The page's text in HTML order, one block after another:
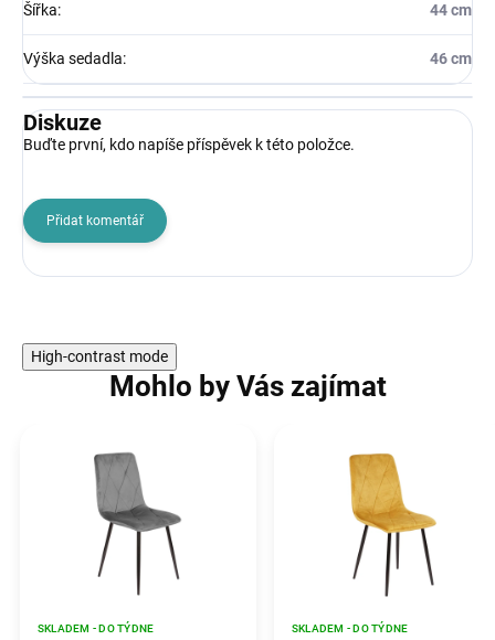
Šířka: 44 cm
Výška sedadla: 46 cm
Diskuze
Buďte první, kdo napíše příspěvek k této položce.
Přidat komentář
High-contrast mode
Mohlo by Vás zajímat
SKLADEM - DO TÝDNE SKLADEM - DO TÝDNE